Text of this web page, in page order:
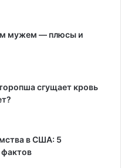
мужем — плюсы и
сгущает кровь
в США: 5